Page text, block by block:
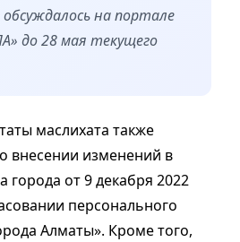
на портале
до 28 мая текущего
маслихата также
внесении изменений в
города от 9 декабря 2022
персонального
Алматы». Кроме того,